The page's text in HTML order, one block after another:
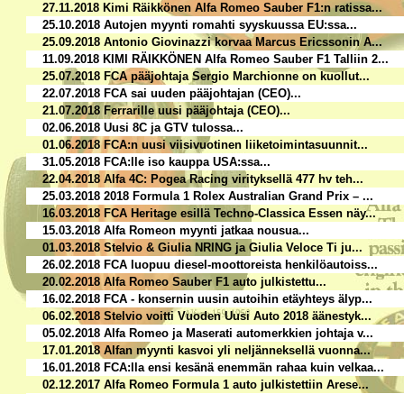
27.11.2018 Kimi Räikkönen Alfa Romeo Sauber F1:n ratissa...
25.10.2018 Autojen myynti romahti syyskuussa EU:ssa...
25.09.2018 Antonio Giovinazzi korvaa Marcus Ericssonin A...
11.09.2018 KIMI RÄIKKÖNEN Alfa Romeo Sauber F1 Talliin 2...
25.07.2018 FCA pääjohtaja Sergio Marchionne on kuollut...
22.07.2018 FCA sai uuden pääjohtajan (CEO)...
21.07.2018 Ferrarille uusi pääjohtaja (CEO)...
02.06.2018 Uusi 8C ja GTV tulossa...
01.06.2018 FCA:n uusi viisivuotinen liiketoimintasuunnit...
31.05.2018 FCA:lle iso kauppa USA:ssa...
22.04.2018 Alfa 4C: Pogea Racing virityksellä 477 hv teh...
25.03.2018 2018 Formula 1 Rolex Australian Grand Prix – ...
16.03.2018 FCA Heritage esillä Techno-Classica Essen näy...
15.03.2018 Alfa Romeon myynti jatkaa nousua...
01.03.2018 Stelvio & Giulia NRING ja Giulia Veloce Ti ju...
26.02.2018 FCA luopuu diesel-moottoreista henkilöautoiss...
20.02.2018 Alfa Romeo Sauber F1 auto julkistettu...
16.02.2018 FCA - konsernin uusin autoihin etäyhteys älyp...
06.02.2018 Stelvio voitti Vuoden Uusi Auto 2018 äänestyk...
05.02.2018 Alfa Romeo ja Maserati automerkkien johtaja v...
17.01.2018 Alfan myynti kasvoi yli neljänneksellä vuonna...
16.01.2018 FCA:lla ensi kesänä enemmän rahaa kuin velkaa...
02.12.2017 Alfa Romeo Formula 1 auto julkistettiin Arese...